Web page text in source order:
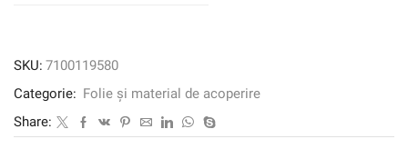
1220
x
45,72
m
SKU: 7100119580
Categorie: Folie și material de acoperire
Share: